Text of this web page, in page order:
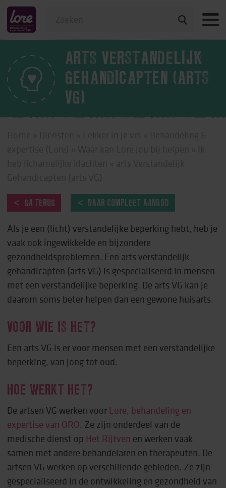
Veelgestelde vragen
ARTS VERSTANDELIJK
GEHANDICAPTEN (ARTS
VG)
GA TERUG NAAR COMPLEET AANBOD
Als je een (licht) verstandelijke beperking hebt, heb je
vaak ook ingewikkelde en bijzondere
gezondheidsproblemen. Een arts verstandelijk
gehandicapten (arts VG) is gespecialiseerd in mensen
met een verstandelijke beperking. De arts VG kan je
daarom soms beter helpen dan een gewone huisarts.
VOOR WIE IS HET?
Een arts VG is er voor mensen met een verstandelijke
beperking, van jong tot oud.
HOE WERKT HET?
De artsen VG werken voor Lore, behandeling en
expertise van ORO. Ze zijn onderdeel van de
medische dienst op Het Rijtven en werken vaak
samen met andere behandelaren en therapeuten. De
artsen VG werken op verschillende gebieden. Ze zijn
gespecialiseerd in de ontwikkeling en gezondheid van